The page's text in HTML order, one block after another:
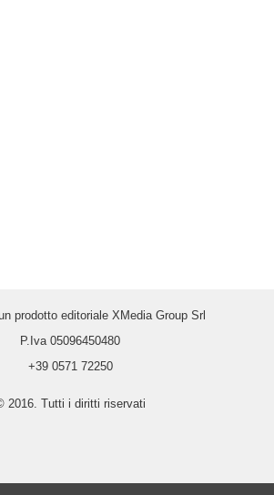
prodotto editoriale XMedia Group Srl
P.Iva 05096450480
+39 0571 72250
2016. Tutti i diritti riservati